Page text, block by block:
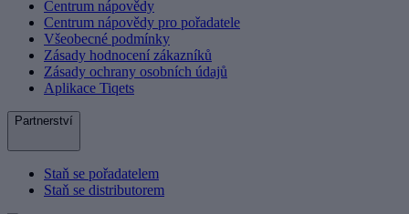
Centrum nápovědy
Centrum nápovědy pro pořadatele
Všeobecné podmínky
Zásady hodnocení zákazníků
Zásady ochrany osobních údajů
Aplikace Tiqets
Partnerství
Staň se pořadatelem
Staň se distributorem